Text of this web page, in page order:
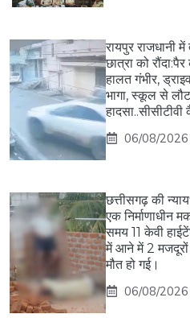
रायपुर राजधानी
छात्रा को
हालत गंभीर,
भागा, स्कूल से
06/08/2026
छत्तीसगढ़ की
एक निर्माणाधीन
समय 11 केवी
में आने में 2 मजदूरों
मौत हो गई।
06/08/2026